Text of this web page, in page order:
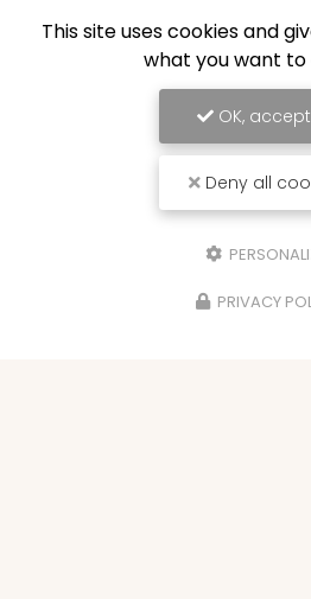
This site uses cookies and
what you want
OK,
Deny all
PRIVACY